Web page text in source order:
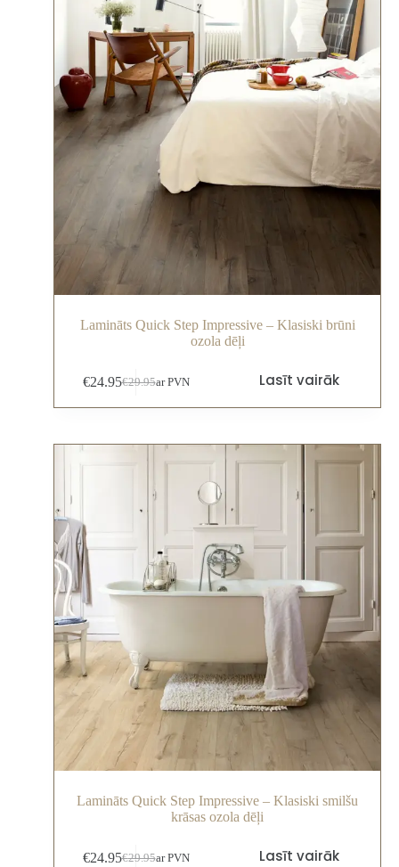
Lamināts Quick Step Impressive – Klasiski brūni
ozola dēļi
€29.95
€24.95 ar PVN Lasīt vairāk
Lamināts Quick Step Impressive – Klasiski smilšu
krāsas ozola dēļi
€29.95
€24.95 ar PVN Lasīt vairāk